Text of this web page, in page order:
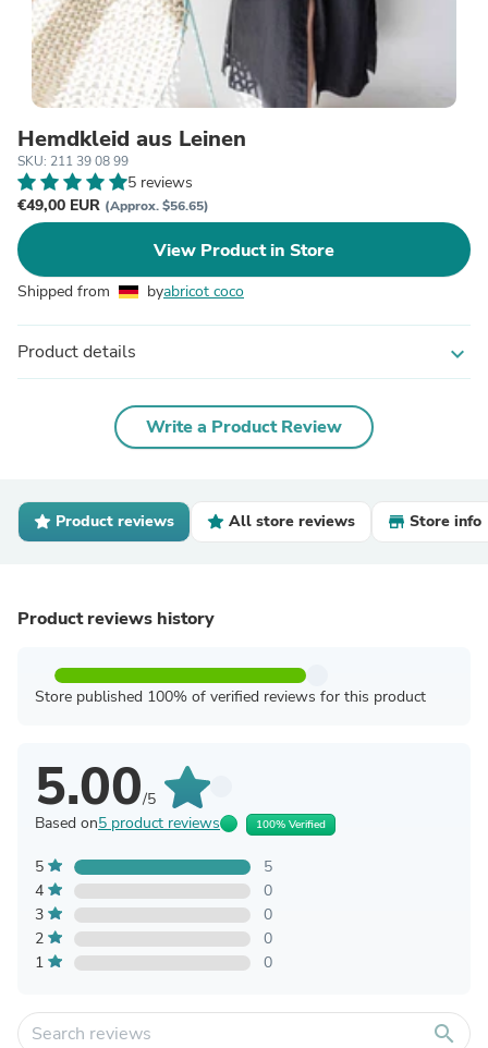
Hemdkleid aus Leinen
SKU: 211 39 08 99
5 reviews
€49,00 EUR (Approx. $56.65)
View Product in Store
Shipped from byabricot coco
Product details expand_more
Write a Product Review
Product reviews All store reviews Store info
Product reviews history
Store published 100% of verified reviews for this product
5.00/5
Based on5 product reviews 100% Verified
5
5
4
0
3
0
2
0
1
0
search